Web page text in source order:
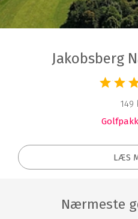
Jakobsberg
149
LÆS
Nærmeste